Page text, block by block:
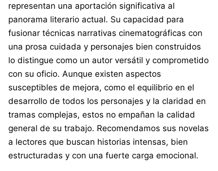
representan una aportación significativa al
panorama literario actual. Su capacidad para
fusionar técnicas narrativas cinematográficas con
una prosa cuidada y personajes bien construidos
lo distingue como un autor versátil y comprometido
con su oficio. Aunque existen aspectos
susceptibles de mejora, como el equilibrio en el
desarrollo de todos los personajes y la claridad en
tramas complejas, estos no empañan la calidad
general de su trabajo. Recomendamos sus novelas
a lectores que buscan historias intensas, bien
estructuradas y con una fuerte carga emocional.